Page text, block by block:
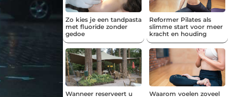
Zo kies je een tandpasta
met fluoride zonder
gedoe
Reformer Pilates als
slimme start voor meer
kracht en houding
Wanneer reserveert u
Waarom voelen zoveel